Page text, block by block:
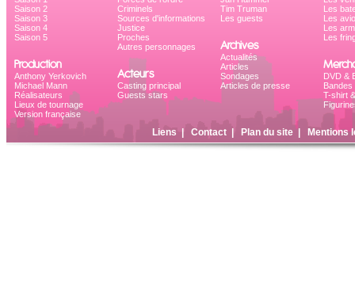
Saison 2
Saison 3
Saison 4
Saison 5
Production
Anthony Yerkovich
Michael Mann
Réalisateurs
Lieux de tournage
Version française
Criminels
Sources d'informations
Justice
Proches
Autres personnages
Acteurs
Casting principal
Guests stars
Tim Truman
Les guests
Archives
Actualités
Articles
Sondages
Articles de presse
Les
Les
Les
Les
DVD &
Bandes
T-shirt
Liens Contact| Plan du site| Mentions